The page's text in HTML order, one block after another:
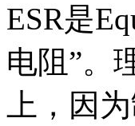
ESR是
电阻”。
上，因